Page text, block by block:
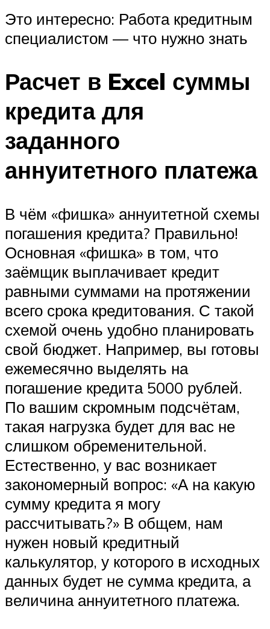
Это интересно: Работа кредитным
специалистом — что нужно знать
Расчет в Excel суммы
кредита для
заданного
аннуитетного платежа
В чём «фишка» аннуитетной схемы
погашения кредита? Правильно!
Основная «фишка» в том, что
заёмщик выплачивает кредит
равными суммами на протяжении
всего срока кредитования. С такой
схемой очень удобно планировать
свой бюджет. Например, вы готовы
ежемесячно выделять на
погашение кредита 5000 рублей.
По вашим скромным подсчётам,
такая нагрузка будет для вас не
слишком обременительной.
Естественно, у вас возникает
закономерный вопрос: «А на какую
сумму кредита я могу
рассчитывать?» В общем, нам
нужен новый кредитный
калькулятор, у которого в исходных
данных будет не сумма кредита, а
величина аннуитетного платежа.